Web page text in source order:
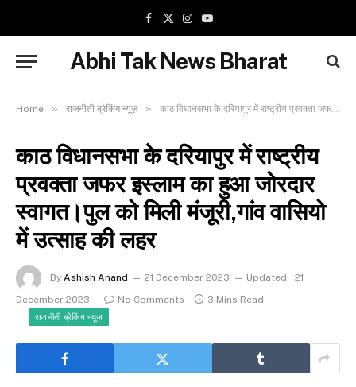
Facebook
X
Instagram
YouTube
Abhi Tak News Bharat
Home » राजनीती ब्रेकिंग न्यूज़ » काठ विधानसभा के दरियापुर में राष्ट्रीय प्रवक्ता जफर इस्लाम का हुआ जोरदार स्वागत।पुल को मिली मंजूरी,गांव वासियो में उत्साह की लहर
काठ विधानसभा के दरियापुर में राष्ट्रीय
प्रवक्ता जफर इस्लाम का हुआ जोरदार
स्वागत।पुल को मिली मंजूरी,गांव वासियो
में उत्साह की लहर
By Ashish Anand 21 December 2023 Updated: 21
December 2023
No Comments 3 Mins Read
राजनीती ब्रेकिंग न्यूज़